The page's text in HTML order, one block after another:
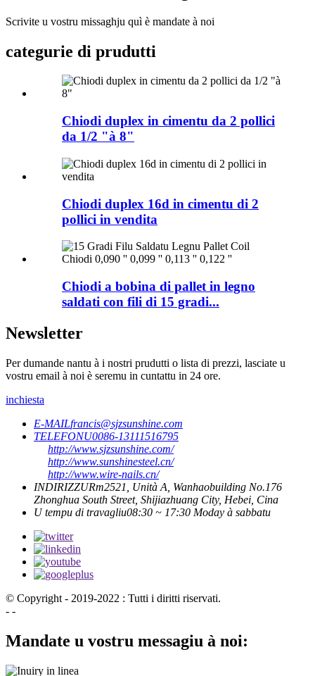
Scrivite u vostru missaghju quì è mandate à noi
categurie di prudutti
Chiodi duplex in cimentu da 2 pollici
da 1/2 "à 8"
Chiodi duplex 16d in cimentu di 2
pollici in vendita
Chiodi a bobina di pallet in legno
saldati con fili di 15 gradi...
Newsletter
Per dumande nantu à i nostri prudutti o lista di prezzi, lasciate u
vostru email à noi è seremu in cuntattu in 24 ore.
inchiesta
E-MAILfrancis@sjzsunshine.com
TELEFONU0086-13111516795
http://www.sjzsunshine.com/
http://www.sunshinesteel.cn/
http://www.wire-nails.cn/
INDIRIZZURm2521, Unità A, Wanhaobuilding No.176
Zhonghua South Street, Shijiazhuang City, Hebei, Cina
U tempu di travagliu08:30 ~ 17:30 Moday à sabbatu
© Copyright - 2019-2022 : Tutti i diritti riservati.
- -
Mandate u vostru messagiu à noi: